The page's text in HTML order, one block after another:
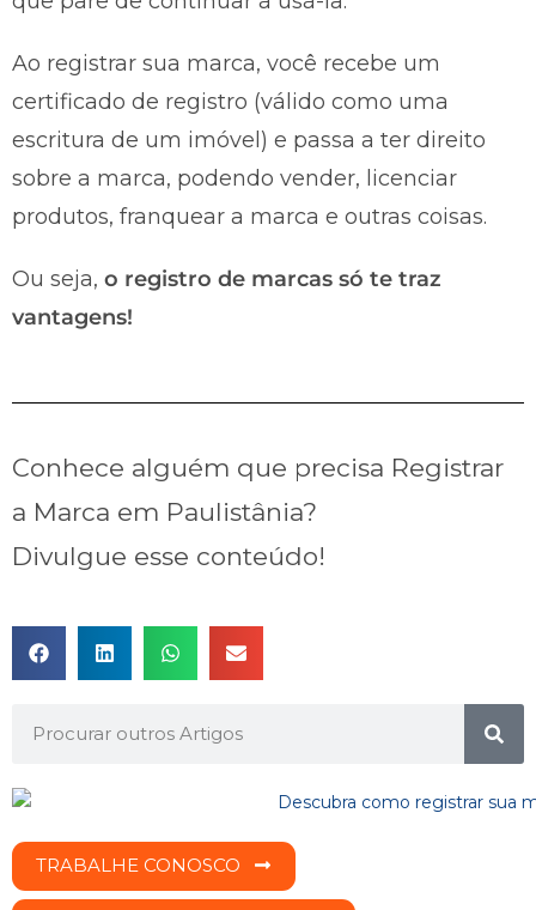
Ao registrar sua marca, você recebe um
certificado de registro (válido como uma
escritura de um imóvel) e passa a ter direito
sobre a marca, podendo vender, licenciar
produtos, franquear a marca e outras coisas.
Ou seja, o registro de marcas só te traz
vantagens!
Conhece alguém que precisa Registrar
a Marca em Paulistânia?
Divulgue esse conteúdo!
TRABALHE CONOSCO